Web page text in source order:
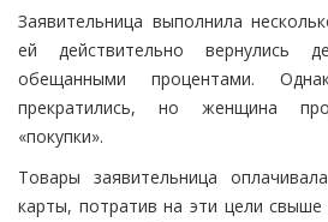
Заявительница выполнила
ей действительно вернулись
обещанными процентами.
прекратились, но женщина
«покупки».
Товары заявительница
карты, потратив на эти цели